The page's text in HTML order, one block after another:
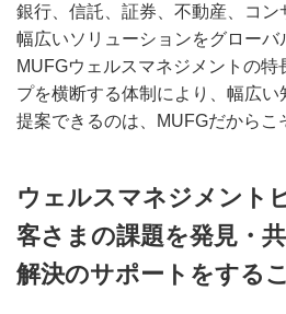
銀行、信託、証券、不動産、コ
幅広いソリューションをグロー
MUFGウェルスマネジメントの
プを横断する体制により、幅広
提案できるのは、MUFGだからこ
ウェルスマネジメント
客さまの課題を発見・
解決のサポートをするこ